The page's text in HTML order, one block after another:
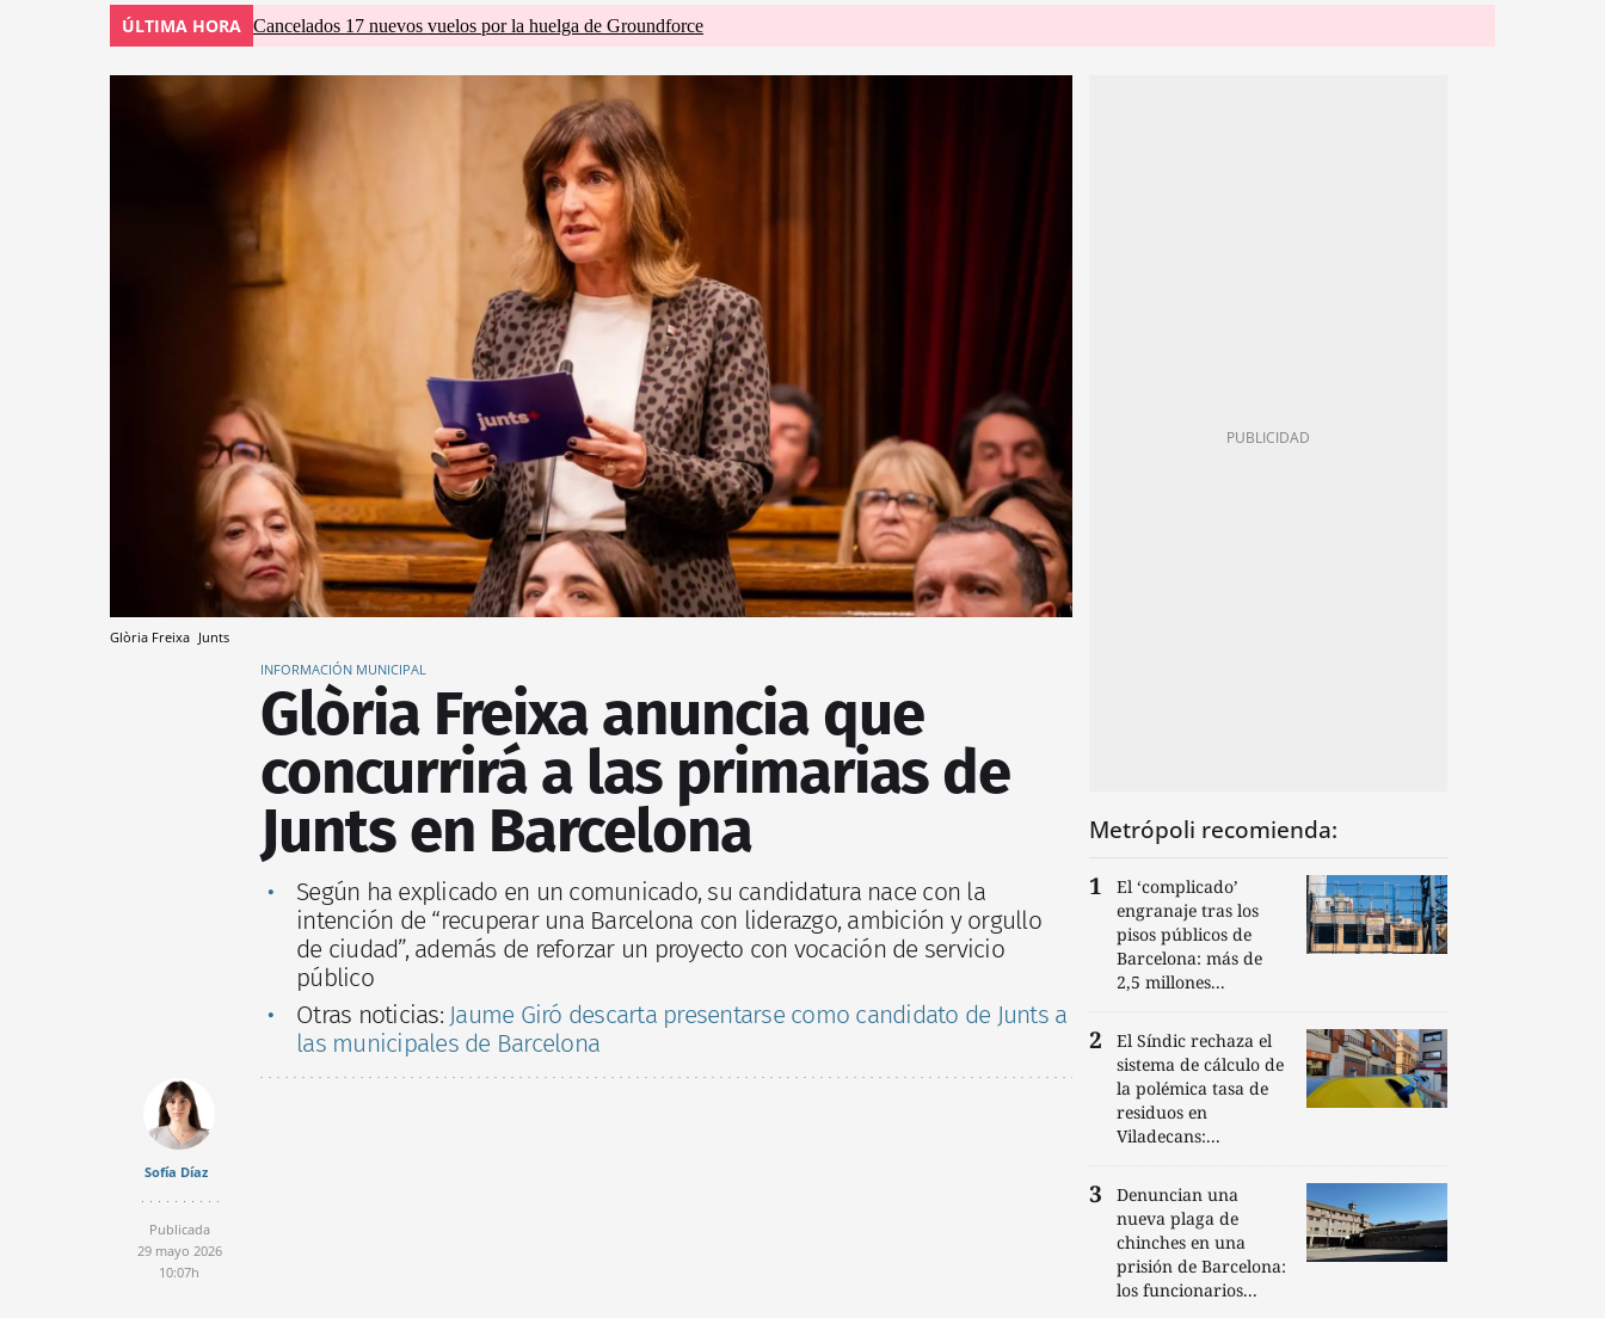
ÚLTIMA HORA Cancelados 17 nuevos vuelos por la huelga de Groundforce
Glòria Freixa Junts
INFORMACIÓN MUNICIPAL
Glòria Freixa anuncia que
concurrirá a las primarias de
Junts en Barcelona
Según ha explicado en un comunicado, su candidatura nace con la
intención de “recuperar una Barcelona con liderazgo, ambición y orgullo
de ciudad”, además de reforzar un proyecto con vocación de servicio
público
Otras noticias: Jaume Giró descarta presentarse como candidato de Junts a
las municipales de Barcelona
Sofía Díaz
Publicada
29 mayo 2026
10:07h
Metrópoli recomienda:
El ‘complicado’
engranaje tras los
pisos públicos de
Barcelona: más de
2,5 millones...
El Síndic rechaza el
sistema de cálculo de
la polémica tasa de
residuos en
Viladecans:...
Denuncian una
nueva plaga de
chinches en una
prisión de Barcelona:
los funcionarios...